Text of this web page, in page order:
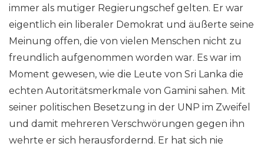
immer als mutiger Regierungschef gelten. Er war
eigentlich ein liberaler Demokrat und äußerte seine
Meinung offen, die von vielen Menschen nicht zu
freundlich aufgenommen worden war. Es war im
Moment gewesen, wie die Leute von Sri Lanka die
echten Autoritätsmerkmale von Gamini sahen. Mit
seiner politischen Besetzung in der UNP im Zweifel
und damit mehreren Verschwörungen gegen ihn
wehrte er sich herausfordernd. Er hat sich nie